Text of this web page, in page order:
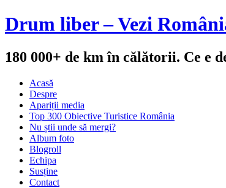
Drum liber – Vezi
180 000+ de km în călătorii. Ce e
Acasă
Despre
Apariții media
Top 300 Obiective Turistice România
Nu știi unde să mergi?
Album foto
Blogroll
Echipa
Susține
Contact